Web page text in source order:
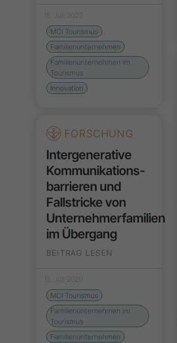
15. Juli 2022
MCI Tourismus
Familienunternehmen
Familienunternehmen im
Tourismus
Innovation
FORSCHUNG
Intergenerative
Kommunikations­
barrieren und
Fallstricke von
Unternehmerfamilien
im Übergang
BEITRAG LESEN
15. Juli 2020
MCI Tourismus
Familienunternehmen im
Tourismus
Familienunternehmen